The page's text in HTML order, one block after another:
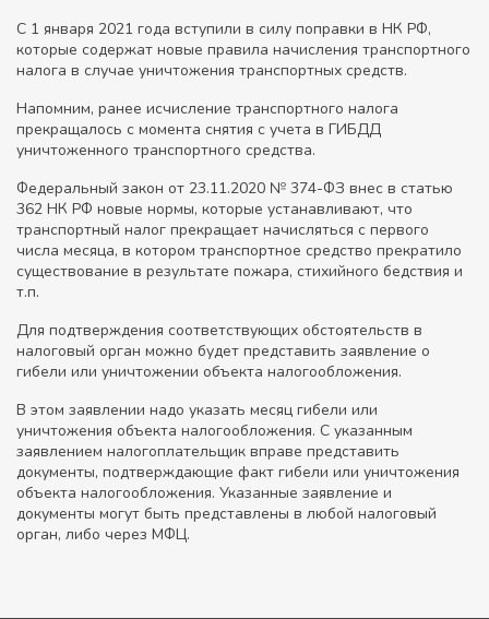
С 1 января 2021 года вступили в силу поправки в НК РФ,
которые содержат новые правила начисления транспортного
налога в случае уничтожения транспортных средств.
Напомним, ранее исчисление транспортного налога
прекращалось с момента снятия с учета в ГИБДД
уничтоженного транспортного средства.
Федеральный закон от 23.11.2020 № 374-ФЗ внес в статью
362 НК РФ новые нормы, которые устанавливают, что
транспортный налог прекращает начисляться с первого
числа месяца, в котором транспортное средство прекратило
существование в результате пожара, стихийного бедствия и
т.п.
Для подтверждения соответствующих обстоятельств в
налоговый орган можно будет представить заявление о
гибели или уничтожении объекта налогообложения.
В этом заявлении надо указать месяц гибели или
уничтожения объекта налогообложения. С указанным
заявлением налогоплательщик вправе представить
документы, подтверждающие факт гибели или уничтожения
объекта налогообложения. Указанные заявление и
документы могут быть представлены в любой налоговый
орган, либо через МФЦ.